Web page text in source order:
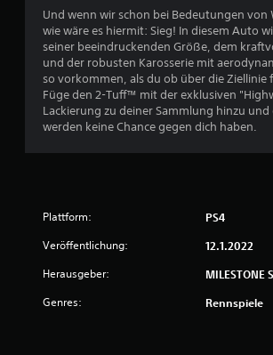
Und wenn wir schon bei Bedeutungen von
wie wäre es hiermit: Sieg! In diesem Auto
seiner beeindruckenden Größe, dem
und der robusten Karosserie mit
so vorkommen, als du ob über die Ziellinie
Füge den 2-Tuff™ mit der exklusiven
Lackierung zu deiner Sammlung hinzu und
werden keine Chance gegen dich haben.
Plattform: PS4
Veröffentlichung: 12.1.2022
Herausgeber: MILESTONE
Genres: Rennspiele